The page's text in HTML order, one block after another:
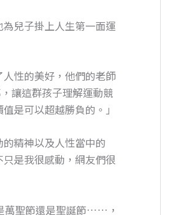
兒子掛上人生第一面運
性的美好，他們的老師
讓這群孩子理解運動競
是可以超越勝負的。」
精神以及人性當中的
是我很感動，網友們很
萬聖節還是聖誕節……，